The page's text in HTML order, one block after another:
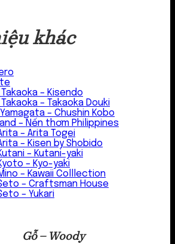
khác
– Kisendo
– Takaoka Douki
– Chushin Kobo
– Nến thơm Philippines
– Arita Togei
– Kisen by Shobido
– Kutani-yaki
– Kyo-yaki
– Kawaii Colllection
– Craftsman House
– Yukari
Gỗ – Woody